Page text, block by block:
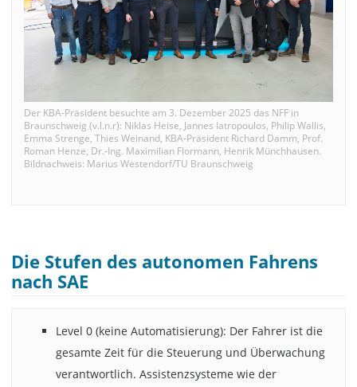
Der KBA-Präsident besuchte am 3. Dezember 2025 das NFF in
Braunschweig (v.l.n.r): Niklas Heise, Jannes Iatropoulos, Philip Wallis,
Emma Strenge, Thies Weinand, KBA-Präsident Richard Damm, Prof.
Roman Henze, Dr.-Ing. Maximilian Flormann, Henrik Münchhausen.
Bildnachweis: Marius Westendorf/TU Braunschweig
Die Stufen des autonomen Fahrens
nach SAE
Level 0 (keine Automatisierung): Der Fahrer ist die
gesamte Zeit für die Steuerung und Überwachung
verantwortlich. Assistenzsysteme wie der